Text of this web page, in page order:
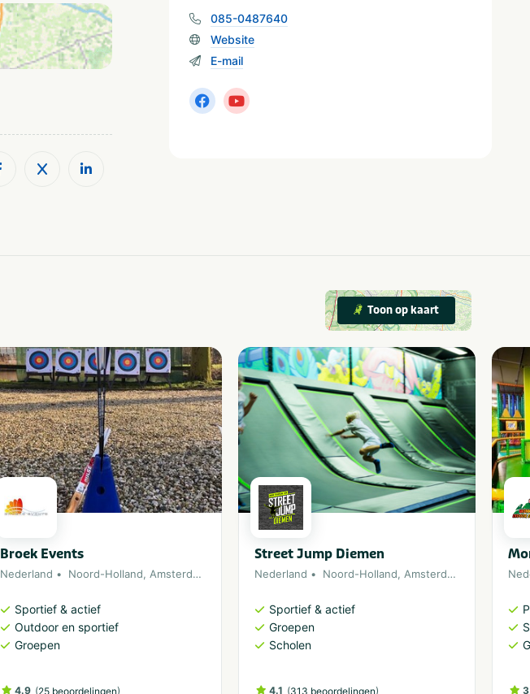
085-0487640
Website
E-mail
Toon op kaart
Broek Events
Nederland Noord-Holland, Amsterdam
Sportief & actief
Outdoor en sportief
Groepen
4.9 (25 beoordelingen)
Street Jump Diemen
Nederland Noord-Holland, Amsterdam
Sportief & actief
Groepen
Scholen
4.1 (313 beoordelingen)